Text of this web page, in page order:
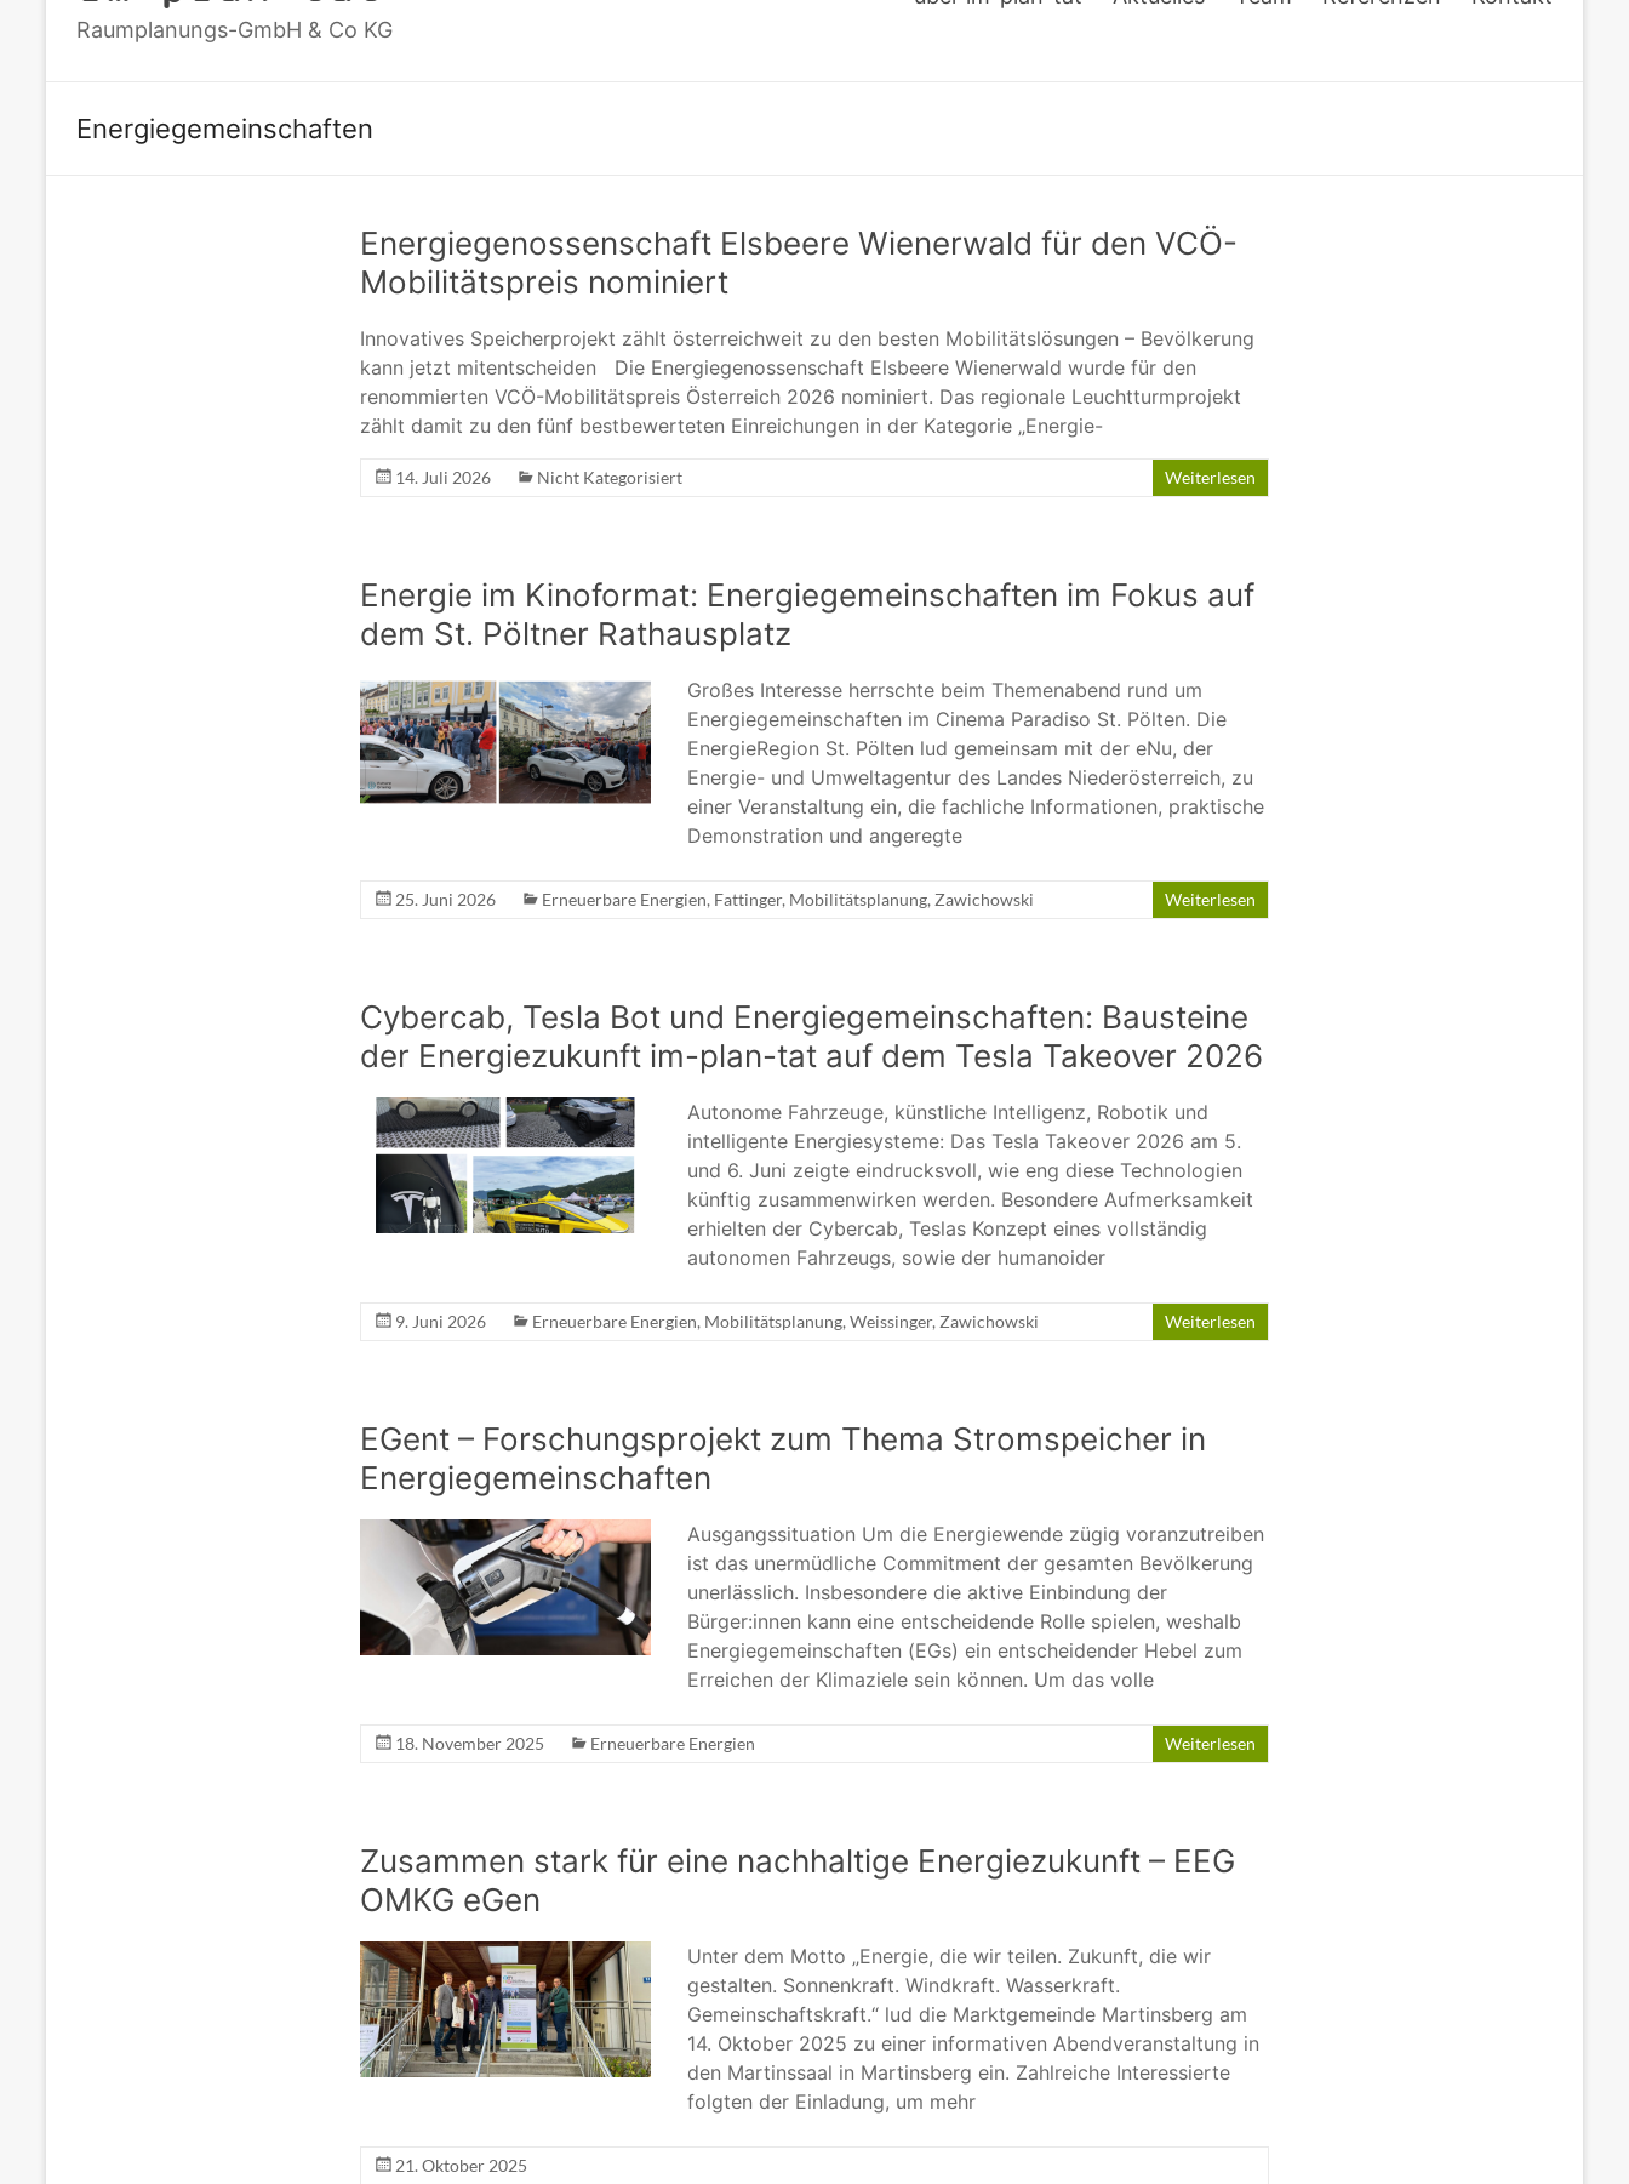
Raumplanungs-GmbH & Co KG
Energiegemeinschaften
Energiegenossenschaft Elsbeere Wienerwald für den VCÖ-
Mobilitätspreis nominiert
Innovatives Speicherprojekt zählt österreichweit zu den besten Mobilitätslösungen – Bevölkerung
kann jetzt mitentscheiden Die Energiegenossenschaft Elsbeere Wienerwald wurde für den
renommierten VCÖ-Mobilitätspreis Österreich 2026 nominiert. Das regionale Leuchtturmprojekt
zählt damit zu den fünf bestbewerteten Einreichungen in der Kategorie „Energie-
14. Juli 2026 Nicht Kategorisiert Weiterlesen
Energie im Kinoformat: Energiegemeinschaften im Fokus auf
dem St. Pöltner Rathausplatz
Großes Interesse herrschte beim Themenabend rund um
Energiegemeinschaften im Cinema Paradiso St. Pölten. Die
EnergieRegion St. Pölten lud gemeinsam mit der eNu, der
Energie- und Umweltagentur des Landes Niederösterreich, zu
einer Veranstaltung ein, die fachliche Informationen, praktische
Demonstration und angeregte
25. Juni 2026 Erneuerbare Energien, Fattinger, Mobilitätsplanung, Zawichowski Weiterlesen
Cybercab, Tesla Bot und Energiegemeinschaften: Bausteine
der Energiezukunft im-plan-tat auf dem Tesla Takeover 2026
Autonome Fahrzeuge, künstliche Intelligenz, Robotik und
intelligente Energiesysteme: Das Tesla Takeover 2026 am 5.
und 6. Juni zeigte eindrucksvoll, wie eng diese Technologien
künftig zusammenwirken werden. Besondere Aufmerksamkeit
erhielten der Cybercab, Teslas Konzept eines vollständig
autonomen Fahrzeugs, sowie der humanoider
9. Juni 2026 Erneuerbare Energien, Mobilitätsplanung, Weissinger, Zawichowski Weiterlesen
EGent – Forschungsprojekt zum Thema Stromspeicher in
Energiegemeinschaften
Ausgangssituation Um die Energiewende zügig voranzutreiben
ist das unermüdliche Commitment der gesamten Bevölkerung
unerlässlich. Insbesondere die aktive Einbindung der
Bürger:innen kann eine entscheidende Rolle spielen, weshalb
Energiegemeinschaften (EGs) ein entscheidender Hebel zum
Erreichen der Klimaziele sein können. Um das volle
18. November 2025 Erneuerbare Energien Weiterlesen
Zusammen stark für eine nachhaltige Energiezukunft – EEG
OMKG eGen
Unter dem Motto „Energie, die wir teilen. Zukunft, die wir
gestalten. Sonnenkraft. Windkraft. Wasserkraft.
Gemeinschaftskraft.“ lud die Marktgemeinde Martinsberg am
14. Oktober 2025 zu einer informativen Abendveranstaltung in
den Martinssaal in Martinsberg ein. Zahlreiche Interessierte
folgten der Einladung, um mehr
21. Oktober 2025